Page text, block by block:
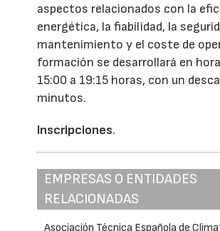
aspectos relacionados con la
energética, la fiabilidad, la
mantenimiento y el coste de
formación se desarrollará en
15:00 a 19:15 horas, con un
minutos.
Inscripciones.
EMPRESAS O ENTIDADES
RELACIONADAS
Asociación Técnica Española de